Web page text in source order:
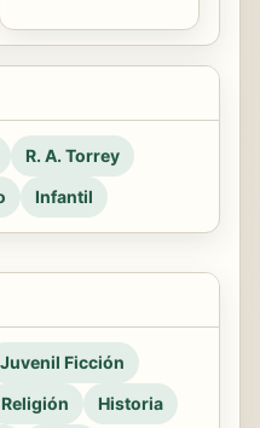
R. A. Torrey
Infantil
Juvenil Ficción
Religión
Historia